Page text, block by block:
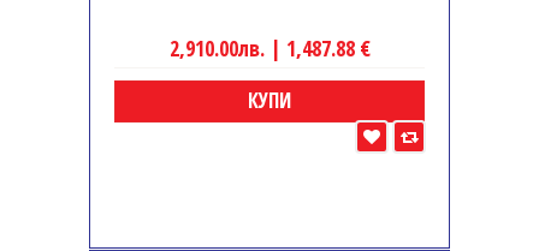
2,910.00лв. | 1,487.88 €
КУПИ